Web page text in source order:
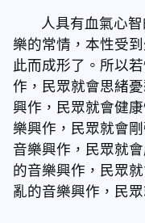
人具有血氣心智
樂的常情，本性受
此而成形了。所以
作，民眾就會思緒
興作，民眾就會健
樂興作，民眾就會
音樂興作，民眾就
的音樂興作，民眾
亂的音樂興作，民